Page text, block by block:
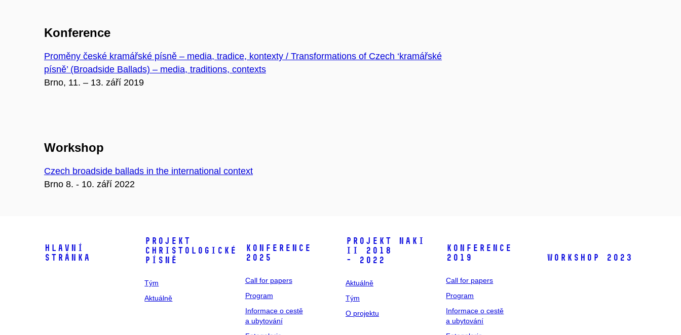
Konference
Proměny české kramářské písně – media, tradice, kontexty / Transformations of Czech ‘kramářské
písně’ (Broadside Ballads) – media, traditions, contexts
Brno, 11. – 13. září 2019
Workshop
Czech broadside ballads in the international context
Brno 8. - 10. září 2022
Hlavní
stránka
Projekt
Christologické
písně
Tým
Aktuálně
Konference
2025
Call for papers
Program
Informace o cestě
a ubytování
Projekt NAKI
II 2018
- 2022
Aktuálně
Tým
O projektu
Konference
2019
Call for papers
Program
Informace o cestě
a ubytování
Workshop 2023